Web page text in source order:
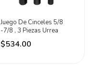
Juego De Cinceles 5/8
-7/8 , 3 Piezas Urrea
$534.00